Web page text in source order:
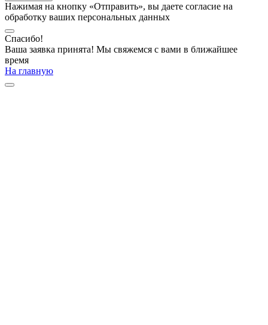
Нажимая на кнопку «Отправить», вы даете согласие на
обработку ваших персональных данных
Спасибо!
Ваша заявка принята! Мы свяжемся с вами в ближайшее
время
На главную